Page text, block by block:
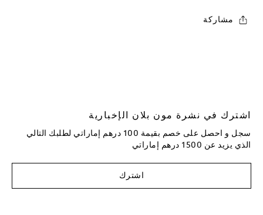
مشاركة
اشترك في نشرة مون بلان الإخبارية
سجل و احصل على خصم بقيمة 100 درهم إماراتي لطلبك التالي
الذي يزيد عن 1500 درهم إماراتي
اشترك